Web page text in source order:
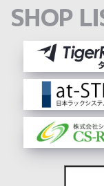
SHOP